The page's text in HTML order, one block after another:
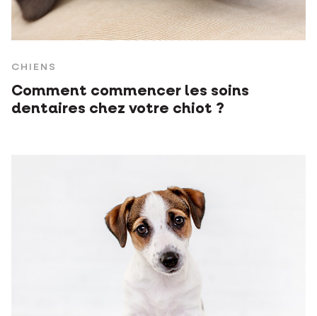
CHIENS
Comment commencer les soins
dentaires chez votre chiot ?